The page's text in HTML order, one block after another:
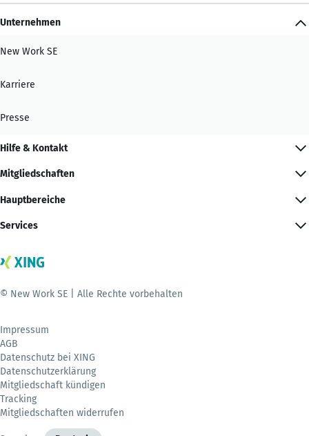
Unternehmen
New Work SE
Karriere
Presse
Hilfe & Kontakt
Mitgliedschaften
Hauptbereiche
Services
© New Work SE | Alle Rechte vorbehalten
Impressum
AGB
Datenschutz bei XING
Datenschutzerklärung
Mitgliedschaft kündigen
Tracking
Mitgliedschaften widerrufen